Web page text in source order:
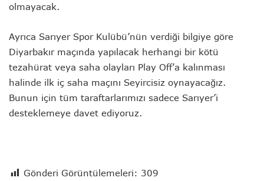
olmayacak.
Ayrıca Sarıyer Spor Kulübü’nün verdiği bilgiye göre
Diyarbakır maçında yapılacak herhangi bir kötü
tezahürat veya saha olayları Play Off’a kalınması
halinde ilk iç saha maçını Seyircisiz oynayacağız.
Bunun için tüm taraftarlarımızı sadece Sarıyer’i
desteklemeye davet ediyoruz.
Gönderi Görüntülemeleri: 309